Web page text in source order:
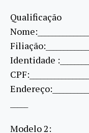
Qualificação
Identidade
Modelo 2: